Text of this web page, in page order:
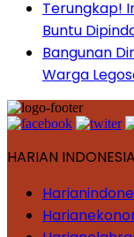
Terungkap!
Buntu
Bangunan
Warga
HARIAN